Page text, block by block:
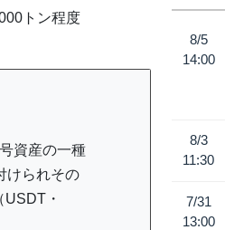
トン程度
資産の一種
けられその
・
8/5
14:00
8/3
11:30
7/31
13:00